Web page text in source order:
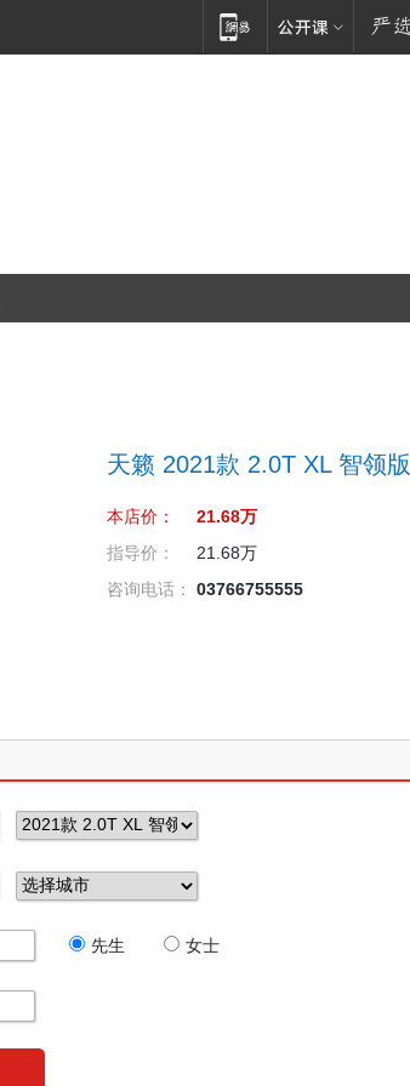
天籁 2021款 2.0T XL 智领版
本店价：
21.68万
指导价：
21.68万
咨询电话：
03766755555
先生 女士